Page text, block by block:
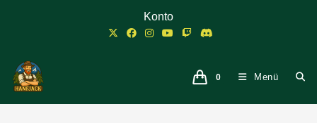
Konto
0 Menü